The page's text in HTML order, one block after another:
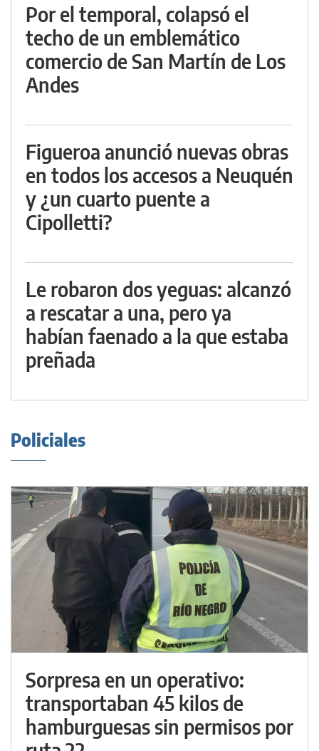
Por el temporal, colapsó el
techo de un emblemático
comercio de San Martín de Los
Andes
Figueroa anunció nuevas obras
en todos los accesos a Neuquén
y ¿un cuarto puente a
Cipolletti?
Le robaron dos yeguas: alcanzó
a rescatar a una, pero ya
habían faenado a la que estaba
preñada
Policiales
Sorpresa en un operativo:
transportaban 45 kilos de
hamburguesas sin permisos por